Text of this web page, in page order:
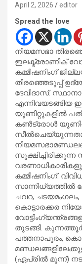
April 2, 2026 editor
Spread the love
നിയമസഭാ
ഇലക്ട്രോണിക്
കമ്മീഷനിംഗ്
തിരഞ്ഞെടുപ്പ്
ദേവിദാസ്.
എന്നിവയടങ്ങിയ
യൂണിറ്റുകളില്‍
കണ്‍ട്രോള്‍
കമ്മീഷനിംഗ്.
സാന്നിധ്യത്തില്‍
ചവറ,
കൊട്ടാരക്കര
തുടങ്ങി.
പത്തനാപുരം,
(ഏപ്രില്‍ മൂന്ന്)